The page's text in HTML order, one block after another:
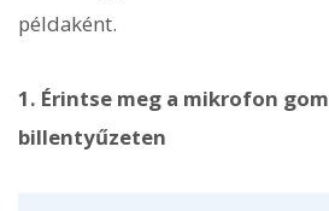
példaként.
1. Érintse meg a mikrofon
billentyűzeten